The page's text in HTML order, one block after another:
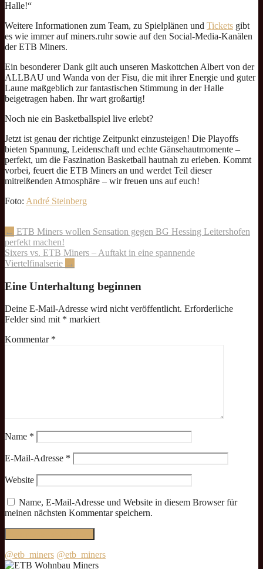
Halle!“
Weitere Informationen zum Team, zu Spielplänen und Tickets gibt
es wie immer auf miners.ruhr sowie auf den Social-Media-Kanälen
der ETB Miners.
Ein besonderer Dank gilt auch unseren Maskottchen Albert von der
ALLBAU und Wanda von der Fisu, die mit ihrer Energie und guter
Laune maßgeblich zur fantastischen Stimmung in der Halle
beigetragen haben. Ihr wart großartig!
Noch nie ein Basketballspiel live erlebt?
Jetzt ist genau der richtige Zeitpunkt einzusteigen! Die Playoffs
bieten Spannung, Leidenschaft und echte Gänsehautmomente –
perfekt, um die Faszination Basketball hautnah zu erleben. Kommt
vorbei, feuert die ETB Miners an und werdet Teil dieser
mitreißenden Atmosphäre – wir freuen uns auf euch!
Foto: André Steinberg
Artikel-
Navigation
← ETB Miners wollen Sensation gegen BG Hessing Leitershofen
perfekt machen!
Sixers vs. ETB Miners – Auftakt in eine spannende
Viertelfinalserie →
Eine Unterhaltung beginnen
Deine E-Mail-Adresse wird nicht veröffentlicht. Erforderliche
Felder sind mit * markiert
Kommentar *
Name *
E-Mail-Adresse *
Website
Name, E-Mail-Adresse und Website in diesem Browser für
meinen nächsten Kommentar speichern.
@etb_miners @etb_miners